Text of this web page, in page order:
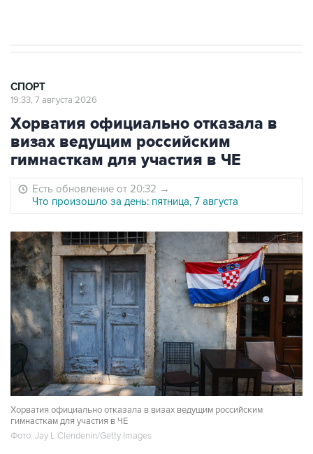
СПОРТ
19:33, 7 августа 2026
Хорватия официально отказала в
визах ведущим российским
гимнасткам для участия в ЧЕ
Есть обновление от 20:32 →
Что произошло за день: пятница, 7 августа
Хорватия официально отказала в визах ведущим российским
гимнасткам для участия в ЧЕ
Фото: Jay L Clendenin/Getty Images